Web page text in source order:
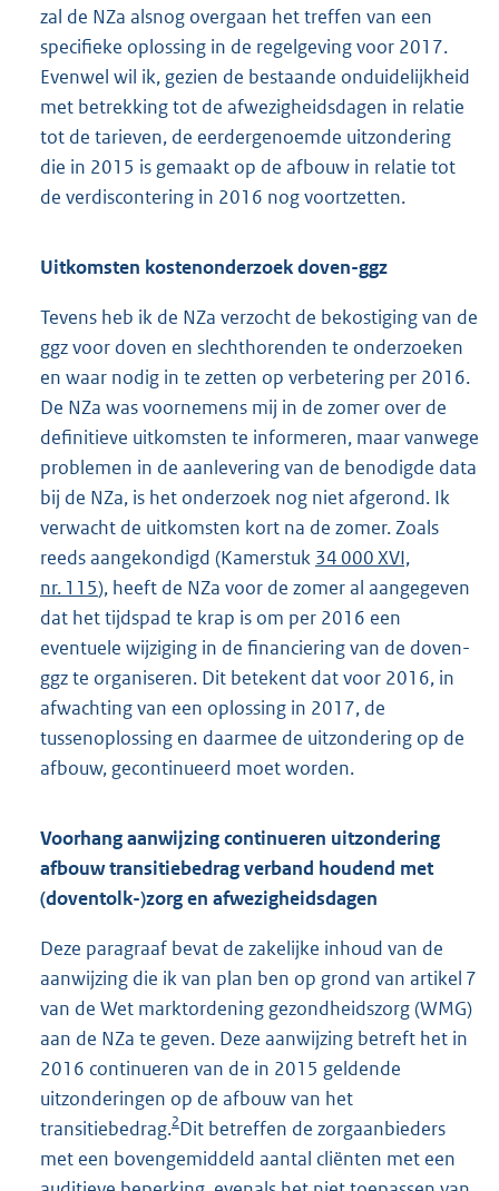
zal de NZa alsnog overgaan het treffen van een
specifieke oplossing in de regelgeving voor 2017.
Evenwel wil ik, gezien de bestaande onduidelijkheid
met betrekking tot de afwezigheidsdagen in relatie
tot de tarieven, de eerdergenoemde uitzondering
die in 2015 is gemaakt op de afbouw in relatie tot
de verdiscontering in 2016 nog voortzetten.
Uitkomsten kostenonderzoek doven-ggz
Tevens heb ik de NZa verzocht de bekostiging van de
ggz voor doven en slechthorenden te onderzoeken
en waar nodig in te zetten op verbetering per 2016.
De NZa was voornemens mij in de zomer over de
definitieve uitkomsten te informeren, maar vanwege
problemen in de aanlevering van de benodigde data
bij de NZa, is het onderzoek nog niet afgerond. Ik
verwacht de uitkomsten kort na de zomer. Zoals
reeds aangekondigd (Kamerstuk 34 000 XVI,
nr. 115), heeft de NZa voor de zomer al aangegeven
dat het tijdspad te krap is om per 2016 een
eventuele wijziging in de financiering van de doven-
ggz te organiseren. Dit betekent dat voor 2016, in
afwachting van een oplossing in 2017, de
tussenoplossing en daarmee de uitzondering op de
afbouw, gecontinueerd moet worden.
Voorhang aanwijzing continueren uitzondering
afbouw transitiebedrag verband houdend met
(doventolk-)zorg en afwezigheidsdagen
Deze paragraaf bevat de zakelijke inhoud van de
aanwijzing die ik van plan ben op grond van artikel 7
van de Wet marktordening gezondheidszorg (WMG)
aan de NZa te geven. Deze aanwijzing betreft het in
2016 continueren van de in 2015 geldende
uitzonderingen op de afbouw van het
transitiebedrag.2Dit betreffen de zorgaanbieders
met een bovengemiddeld aantal cliënten met een